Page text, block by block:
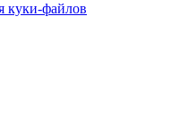
куки-файлов